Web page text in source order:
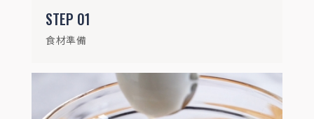
STEP 01
食材準備
即時雞胸切塊備用